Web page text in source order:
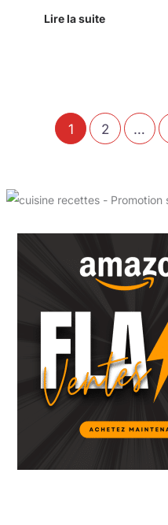
Lire la suite
1 2 …